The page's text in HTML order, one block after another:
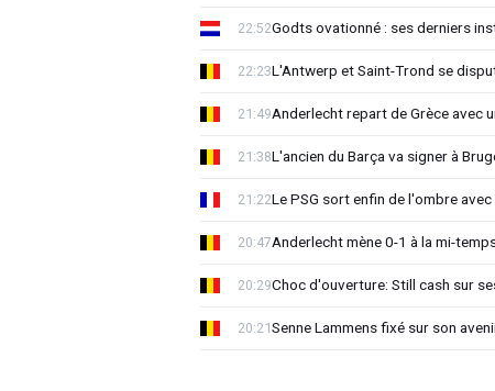
Godts ovationné : ses derniers
22:52
L'Antwerp et Saint-Trond se
22:23
Anderlecht repart de Grèce avec
21:49
L'ancien du Barça va signer à
21:38
Le PSG sort enfin de l'ombre
21:22
Anderlecht mène 0-1 à la mi-
20:47
Choc d'ouverture: Still cash sur
20:29
Senne Lammens fixé sur son
20:21